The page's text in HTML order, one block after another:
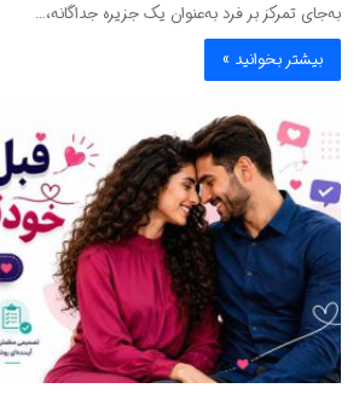
به‌جای تمرکز بر فرد به‌عنوان یک جزیره جداگانه،…
بیشتر بخوانید »